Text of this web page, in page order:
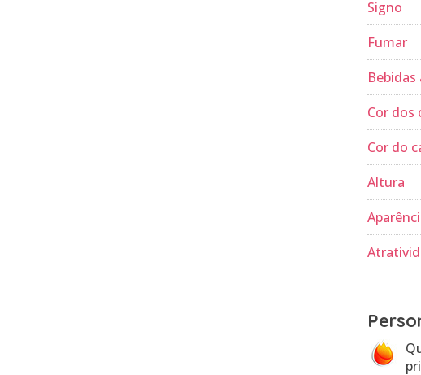
Signo
Fumar
Bebidas
Cor dos
Cor do
Altura